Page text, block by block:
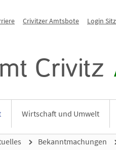
Crivitzer Amtsbote Login
Crivitz
Wirtschaft und Umwelt
Bekanntmachungen